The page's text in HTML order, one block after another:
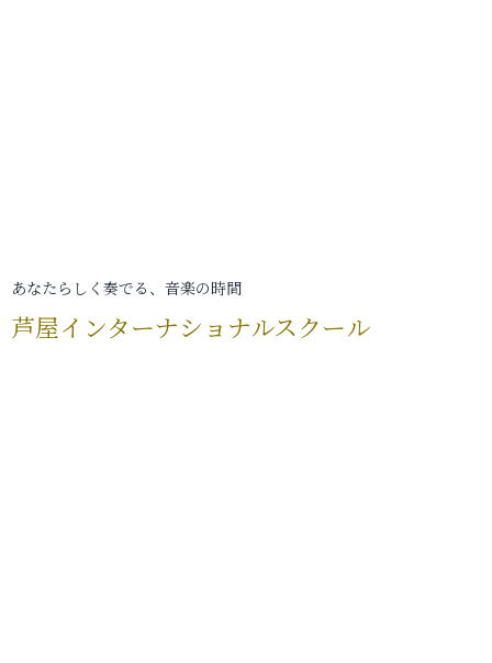
あなたらしく奏でる、音楽の時間
芦屋インターナショナルスクール